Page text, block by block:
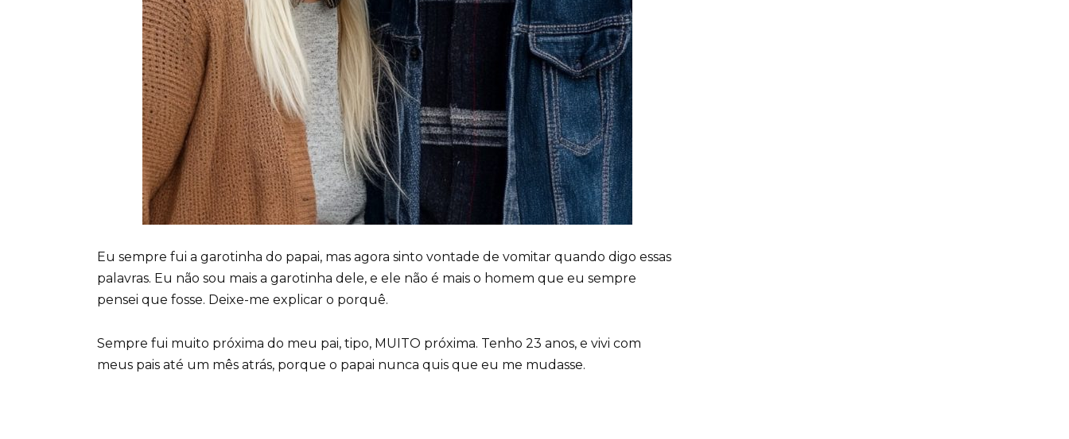
Eu sempre fui a garotinha do papai, mas agora sinto vontade de vomitar quando digo essas
palavras. Eu não sou mais a garotinha dele, e ele não é mais o homem que eu sempre
pensei que fosse. Deixe-me explicar o porquê.
Sempre fui muito próxima do meu pai, tipo, MUITO próxima. Tenho 23 anos, e vivi com
meus pais até um mês atrás, porque o papai nunca quis que eu me mudasse.